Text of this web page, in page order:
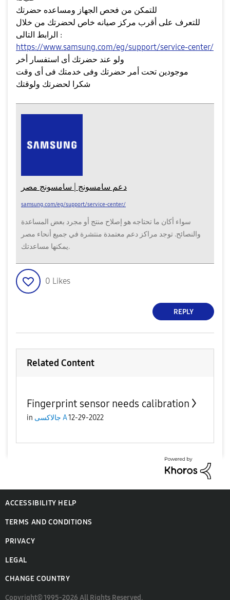
للتعرف على أقرب مركز صيانه خاص لحضرتك من خلال
الرابط التالى :
https://www.samsung.com/eg/support/service-center/
ولو عند حضرتك أى استفسار أخر
موجودين تحت أمر حضرتك وفى خدمتك فى أى وقت
شكرا لحضرتك ولوقتك
دعم سامسونج | سامسونج مصر
samsung.com/eg/support/service-center/
سواء أكان ما تحتاجه هو إصلاح منتج أو مجرد بعض المساعدة
والنصائح. توجد مراكز دعم معتمدة منتشرة في جميع أنحاء مصر
يمكنها مساعدتك.
0 Likes
REPLY
Related Content
Fingerprint sensor needs calibration
in جالاكسى A12-29-2022
ACCESSIBILITY HELP
TERMS AND CONDITIONS
PRIVACY
LEGAL
CHANGE COUNTRY
Copyright© 1995-2026 All Rights Reserved.